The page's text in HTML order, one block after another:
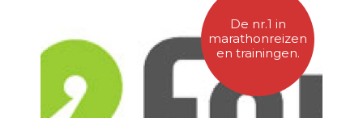
De nr.1 in
marathonreizen
en trainingen.